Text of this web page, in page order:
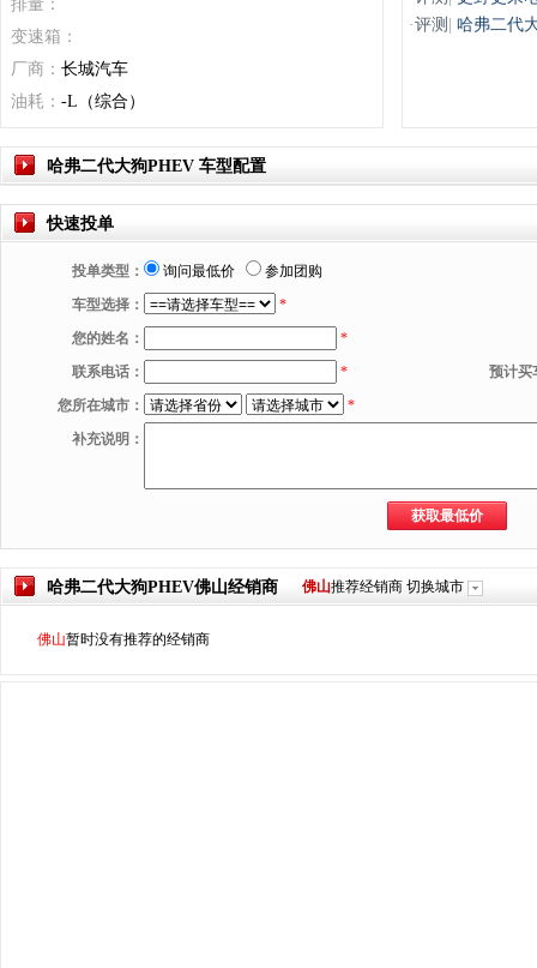
排量：
变速箱：
厂商： 长城汽车
油耗： -L（综合）
·评测 哈弗二代
哈弗二代大狗PHEV 车型配置
快速投单
投单类型： 询问最低价
参加团购
车型选择：
*
您的姓名：
*
联系电话：
*
预计买
您所在城市：
*
补充说明：
哈弗二代大狗PHEV佛山经销商 佛山推荐经销商 切换城市
佛山暂时没有推荐的经销商